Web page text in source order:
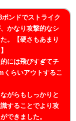
ポンドでストライク
かなり攻撃的なシ
。【硬さもあまり
には飛びすぎてチ
くらいアウトするこ
がらもしっかりと
することでより攻
できました。